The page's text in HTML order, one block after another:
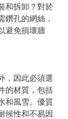
和拆卸？對於
鑽孔的網絲，
避免損壞牆
，因此必須選
的材質，包括
和風雪。優質
候性和不易因